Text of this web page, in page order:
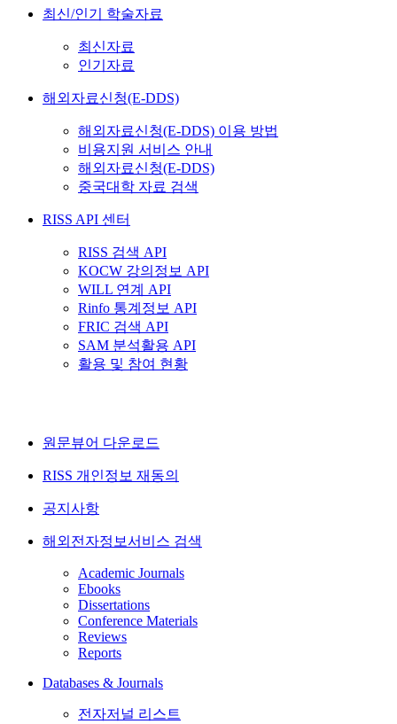
최신/인기 학술자료
최신자료
인기자료
해외자료신청(E-DDS)
해외자료신청(E-DDS) 이용 방법
비용지원 서비스 안내
해외자료신청(E-DDS)
중국대학 자료 검색
RISS API 센터
RISS 검색 API
KOCW 강의정보 API
WILL 연계 API
Rinfo 통계정보 API
FRIC 검색 API
SAM 분석활용 API
활용 및 참여 현황
원문뷰어 다운로드
RISS 개인정보 재동의
공지사항
해외전자정보서비스 검색
Academic Journals
Ebooks
Dissertations
Conference Materials
Reviews
Reports
Databases & Journals
전자저널 리스트